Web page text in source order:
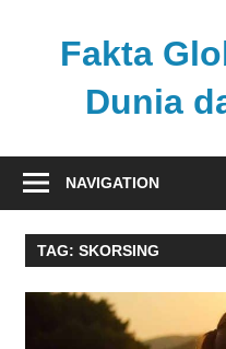
Fakta
Dunia
kabar
dari
berbagai
NAVIGATION
TAG: SKORSING